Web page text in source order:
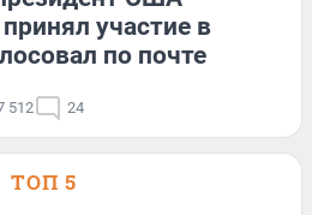
участие в
по почте
512 24
ТОП 5